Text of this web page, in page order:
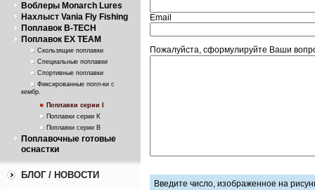
Воблеры Monarch Lures
Нахлыст Vania Fly Fishing
Поплавок B-TECH
Поплавок EX TEAM
Скользящие поплавки
Специальные поплавки
Спортивные поплавки
Фиксированные попл-ки с
кембр.
Поплавки серии I
Поплавки серии K
Поплавки серии В
Поплавочные готовые
оснастки
БЛОГ / НОВОСТИ
Email
Пожалуйста, сформулируйте Ваши
Введите число, изображенное на